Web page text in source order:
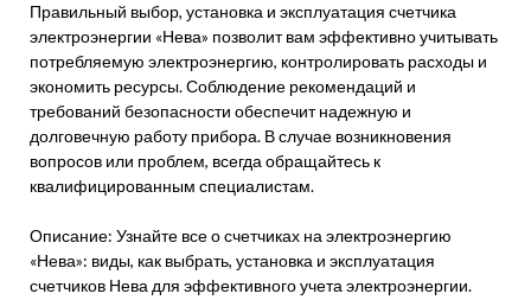
Правильный выбор, установка и эксплуатация счетчика
электроэнергии «Нева» позволит вам эффективно учитывать
потребляемую электроэнергию, контролировать расходы и
экономить ресурсы. Соблюдение рекомендаций и
требований безопасности обеспечит надежную и
долговечную работу прибора. В случае возникновения
вопросов или проблем, всегда обращайтесь к
квалифицированным специалистам.
Описание: Узнайте все о счетчиках на электроэнергию
«Нева»: виды, как выбрать, установка и эксплуатация
счетчиков Нева для эффективного учета электроэнергии.